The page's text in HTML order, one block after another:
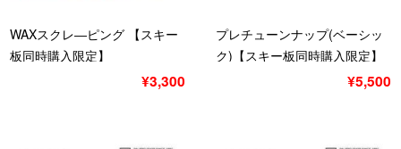
WAXスクレ―ピング 【スキー
板同時購入限定】
¥3,300
プレチューンナップ(ベーシッ
ク)【スキー板同時購入限定】
¥5,500